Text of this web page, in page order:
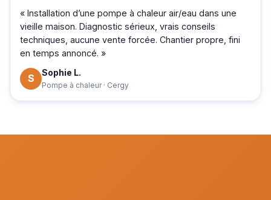
« Installation d’une pompe à chaleur air/eau dans une
vieille maison. Diagnostic sérieux, vrais conseils
techniques, aucune vente forcée. Chantier propre, fini
en temps annoncé. »
S Sophie L.
Pompe à chaleur · Cergy